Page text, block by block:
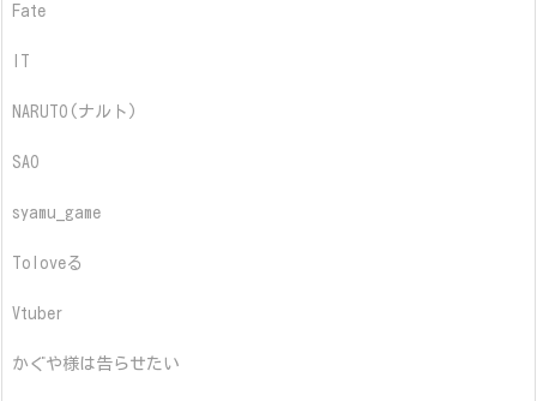
Fate
NARUTO(ナルト)
SAO
syamu_game
Toloveる
Vtuber
かぐや様は告らせたい